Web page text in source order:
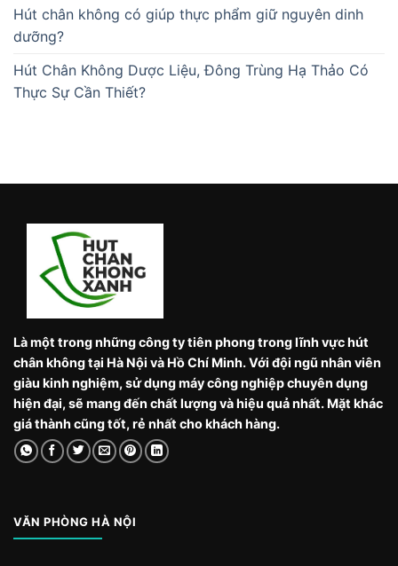
Hút chân không có giúp thực phẩm giữ nguyên dinh
dưỡng?
Hút Chân Không Dược Liệu, Đông Trùng Hạ Thảo Có
Thực Sự Cần Thiết?
Là một trong những công ty tiên phong trong lĩnh vực hút
chân không tại Hà Nội và Hồ Chí Minh. Với đội ngũ nhân viên
giàu kinh nghiệm, sử dụng máy công nghiệp chuyên dụng
hiện đại, sẽ mang đến chất lượng và hiệu quả nhất. Mặt khác
giá thành cũng tốt, rẻ nhất cho khách hàng.
VĂN PHÒNG HÀ NỘI